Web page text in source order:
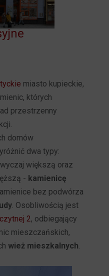
miasto kupieckie,
których
przestrzenny
domów
dwa typy:
większą oraz
- kamienicę
bez podwórza
. Osobliwością jest
2, odbiegający
mieszczańskich,
wież mieszkalnych.